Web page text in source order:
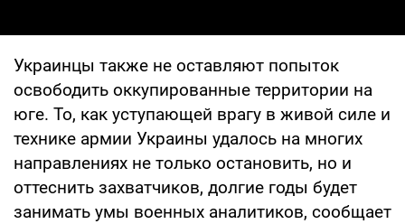
Украинцы также не оставляют попыток
освободить оккупированные территории на
юге. То, как уступающей врагу в живой силе и
технике армии Украины удалось на многих
направлениях не только остановить, но и
оттеснить захватчиков, долгие годы будет
занимать умы военных аналитиков, сообщает